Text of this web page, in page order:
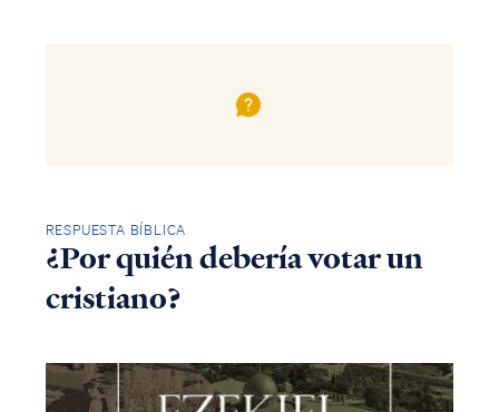
RESPUESTA BÍBLICA
¿Por quién debería votar un
cristiano?